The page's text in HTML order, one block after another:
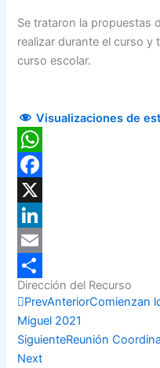
Se trataron la propuestas
realizar durante el curso
curso escolar.
Visualizaciones de
WhatsApp
Facebook
X
LinkedIn
Email
Compartir
Dirección del Recurso
PrevAnteriorComienzan
Miguel 2021
SiguienteReunión
Next